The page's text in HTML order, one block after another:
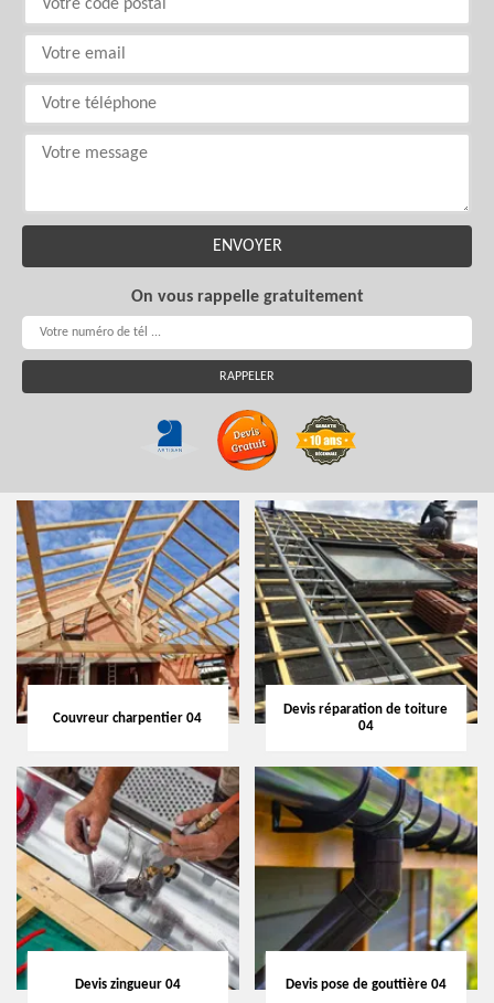
On vous rappelle gratuitement
Couvreur charpentier 04
Devis réparation de toiture
04
Devis zingueur 04 Devis pose de gouttière 04